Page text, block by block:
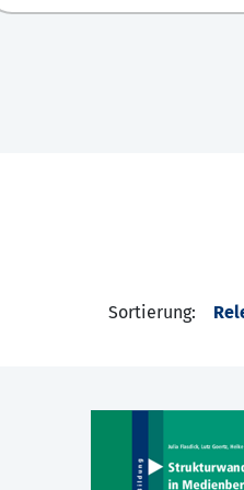
Sortierung: